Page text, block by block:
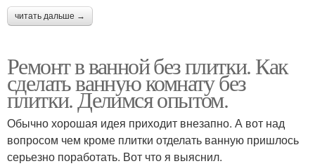
читать дальше →
Ремонт в ванной без плитки. Как
сделать ванную комнату без
плитки. Делимся опытом.
Обычно хорошая идея приходит внезапно. А вот над
вопросом чем кроме плитки отделать ванную пришлось
серьезно поработать. Вот что я выяснил.